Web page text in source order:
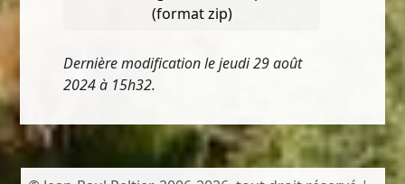
(format zip)
Dernière modification le jeudi 29 août
2024 à 15h32.